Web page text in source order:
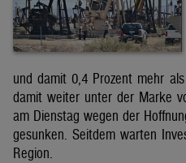
und damit 0,4 Prozent mehr
damit weiter unter der Marke
am Dienstag wegen der
gesunken. Seitdem warten
Region.